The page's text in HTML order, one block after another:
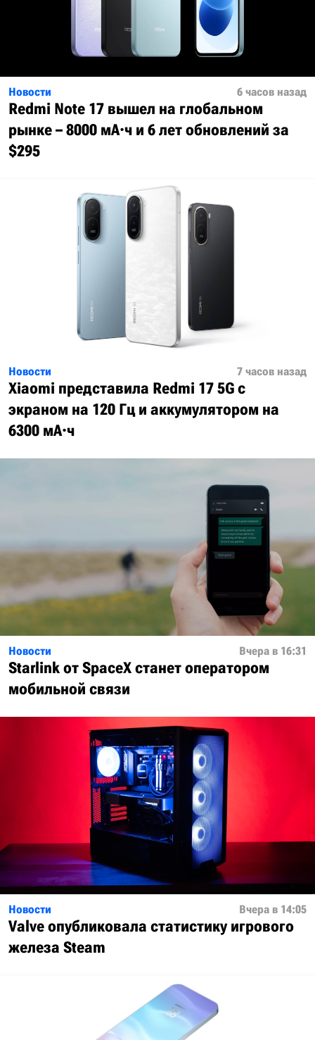
Новости 6 часов назад
Redmi Note 17 вышел на глобальном
рынке – 8000 мА·ч и 6 лет обновлений за
$295
Новости 7 часов назад
Xiaomi представила Redmi 17 5G с
экраном на 120 Гц и аккумулятором на
6300 мА·ч
Новости Вчера в 16:31
Starlink от SpaceX станет оператором
мобильной связи
Новости Вчера в 14:05
Valve опубликовала статистику игрового
железа Steam